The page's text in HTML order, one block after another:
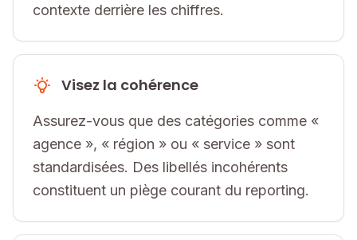
contexte derrière les chiffres.
Visez la cohérence
Assurez-vous que des catégories comme «
agence », « région » ou « service » sont
standardisées. Des libellés incohérents
constituent un piège courant du reporting.